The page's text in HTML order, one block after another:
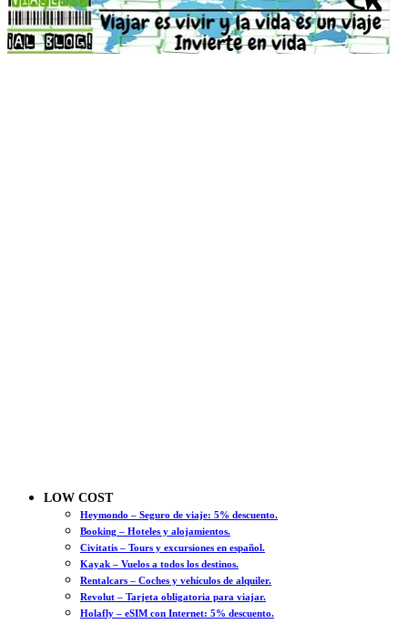
LOW COST
Heymondo – Seguro de viaje: 5% descuento.
Booking – Hoteles y alojamientos.
Civitatis – Tours y excursiones en español.
Kayak – Vuelos a todos los destinos.
Rentalcars – Coches y vehículos de alquiler.
Revolut – Tarjeta obligatoria para viajar.
Holafly – eSIM con Internet: 5% descuento.